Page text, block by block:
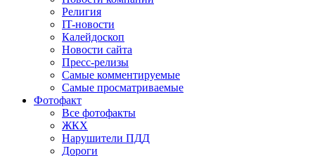
Религия
IT-новости
Калейдоскоп
Новости сайта
Пресс-релизы
Самые комментируемые
Самые просматриваемые
Фотофакт
Все фотофакты
ЖКХ
Нарушители ПДД
Дороги